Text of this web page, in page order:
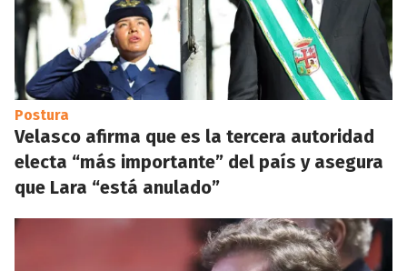
Postura
Velasco afirma que es la tercera autoridad
electa “más importante” del país y asegura
que Lara “está anulado”